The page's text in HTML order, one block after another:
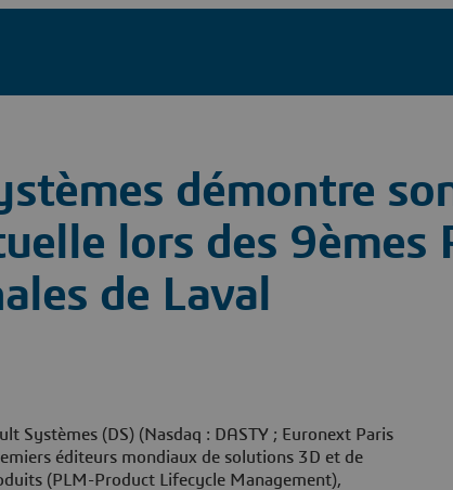
démontre
lors des 9èmes
de Laval
Systèmes (DS) (Nasdaq : DASTY ; Euronext Paris
éditeurs mondiaux de solutions 3D et de
(PLM-Product Lifecycle Management),